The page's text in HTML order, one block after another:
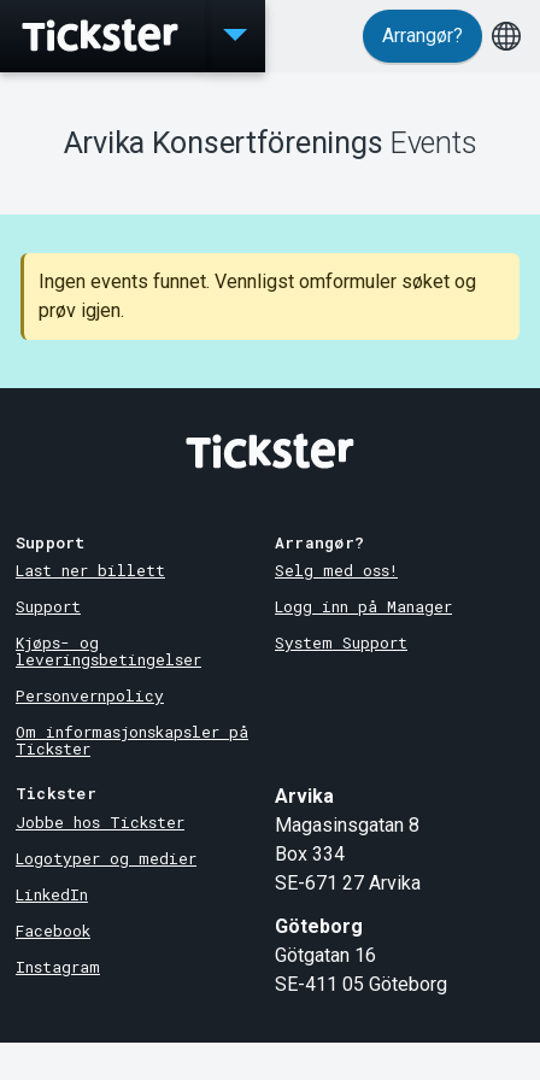
Events
Support
Om Tickster
Arrangør?
Arvika Konsertförenings Events
Ingen events funnet. Vennligst omformuler søket og
prøv igjen.
Support
Last ner billett
Support
Kjøps- og
leveringsbetingelser
Personvernpolicy
Om informasjonskapsler på
Tickster
Arrangør?
Selg med oss!
Logg inn på Manager
System Support
Tickster
Jobbe hos Tickster
Logotyper og medier
LinkedIn
Facebook
Instagram
Arvika
Magasinsgatan 8
Box 334
SE-671 27 Arvika
Göteborg
Götgatan 16
SE-411 05 Göteborg